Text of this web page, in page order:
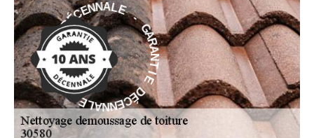
G
A
R
A
N
T
I
E
D
É
C
E
N
NALE - GAR
A
N
T
I
E
D
É
C
E
N
N
A
L
E
-